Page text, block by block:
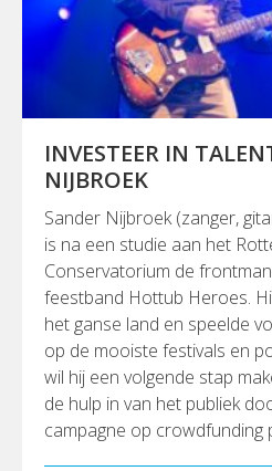
INVESTEER IN
NIJBROEK
Sander Nijbroek (zanger,
is na een studie aan het
Conservatorium de
feestband Hottub Heroes.
het ganse land en speelde
op de mooiste festivals en
wil hij een volgende stap
de hulp in van het publiek
campagne op crowdfunding